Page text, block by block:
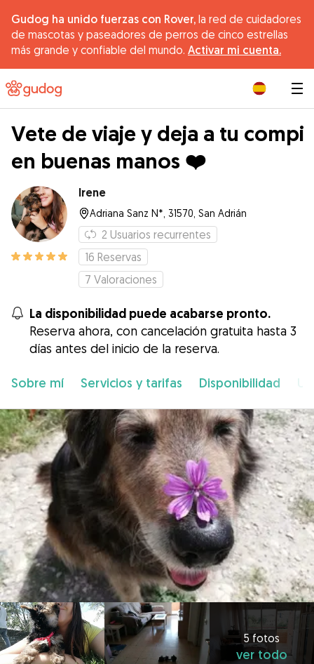
Gudog ha unido fuerzas con Rover, la red de cuidadores
de mascotas y paseadores de perros de cinco estrellas
más grande y confiable del mundo. Activar mi cuenta.
Vete de viaje y deja a tu compi
en buenas manos ❤️
Irene
Adriana Sanz N*, 31570, San Adrián
2 Usuarios recurrentes
16 Reservas
7 Valoraciones
La disponibilidad puede acabarse pronto.
Reserva ahora, con cancelación gratuita hasta 3
días antes del inicio de la reserva.
Sobre mí Servicios y tarifas Disponibilidad
5 fotos
ver todo